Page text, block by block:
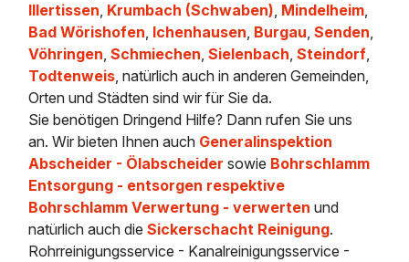
Illertissen, Krumbach (Schwaben), Mindelheim,
Bad Wörishofen, Ichenhausen, Burgau,Senden,
Vöhringen,Schmiechen,Sielenbach,Steindorf,
Todtenweis, natürlich auch in anderen Gemeinden,
Orten und Städten sind wir für Sie da.
Sie benötigen Dringend Hilfe? Dann rufen Sie uns
an. Wir bieten Ihnen auch Generalinspektion
Abscheider - Ölabscheider sowie Bohrschlamm
Entsorgung - entsorgen respektive
Bohrschlamm Verwertung - verwerten und
natürlich auch dieSickerschacht Reinigung.
Rohrreinigungsservice - Kanalreinigungsservice -